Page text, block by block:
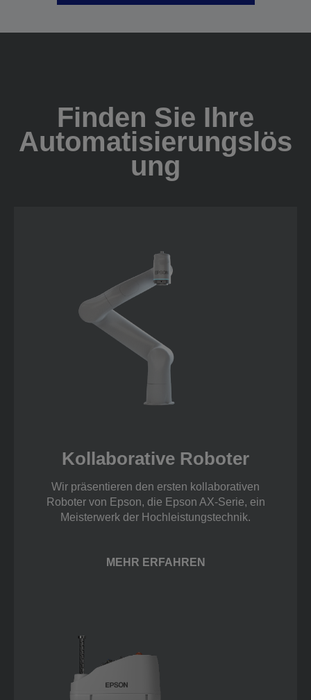
Finden Sie Ihre
Automatisierungslös
ung
Kollaborative Roboter
Wir präsentieren den ersten kollaborativen
Roboter von Epson, die Epson AX-Serie, ein
Meisterwerk der Hochleistungstechnik.
MEHR ERFAHREN